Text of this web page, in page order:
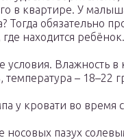
в квартире. У
Тогда обязательно
находится ребёнок.
Влажность в
– 18–22
у кровати во время
пазух